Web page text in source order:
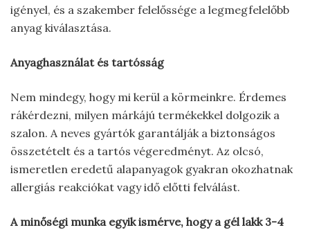
igényel, és a szakember felelőssége a legmegfelelőbb
anyag kiválasztása.
Anyaghasználat és tartósság
Nem mindegy, hogy mi kerül a körmeinkre. Érdemes
rákérdezni, milyen márkájú termékekkel dolgozik a
szalon. A neves gyártók garantálják a biztonságos
összetételt és a tartós végeredményt. Az olcsó,
ismeretlen eredetű alapanyagok gyakran okozhatnak
allergiás reakciókat vagy idő előtti felválást.
A minőségi munka egyik ismérve, hogy a gél lakk 3-4